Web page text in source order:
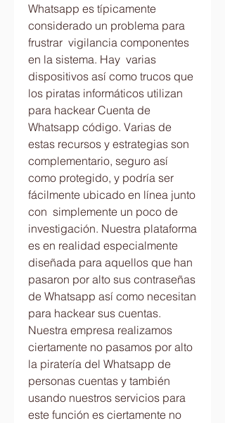
Whatsapp es típicamente
considerado un problema para
frustrar  vigilancia componentes
en la sistema. Hay  varias
dispositivos así como trucos que
los piratas informáticos utilizan
para hackear Cuenta de
Whatsapp código. Varias de
estas recursos y estrategias son
complementario, seguro así
como protegido, y podría ser
fácilmente ubicado en línea junto
con  simplemente un poco de
investigación. Nuestra plataforma
es en realidad especialmente
diseñada para aquellos que han
pasaron por alto sus contraseñas
de Whatsapp así como necesitan
para hackear sus cuentas.
Nuestra empresa realizamos
ciertamente no pasamos por alto
la piratería del Whatsapp de
personas cuentas y también
usando nuestros servicios para
este función es ciertamente no